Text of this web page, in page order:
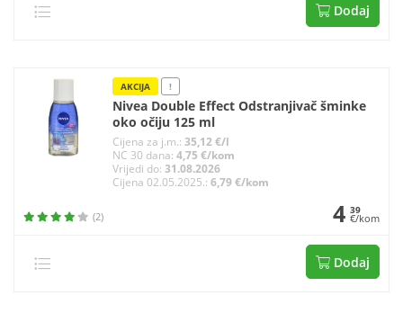
Dodaj
AKCIJA !
Nivea Double Effect Odstranjivač šminke
oko očiju 125 ml
Cijena za j.m.:35,12 €/l
NC 30 dana:4,75 €/kom
Vrijedi do:31.08.2026
Cijena 02.05.2025.:6,79 €/kom
(2) 4 39
€/kom
Dodaj